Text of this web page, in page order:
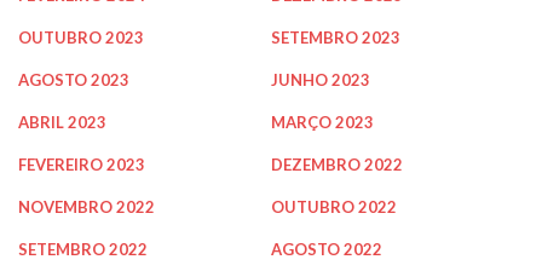
OUTUBRO 2023 SETEMBRO 2023
AGOSTO 2023 JUNHO 2023
ABRIL 2023 MARÇO 2023
FEVEREIRO 2023 DEZEMBRO 2022
NOVEMBRO 2022 OUTUBRO 2022
SETEMBRO 2022 AGOSTO 2022